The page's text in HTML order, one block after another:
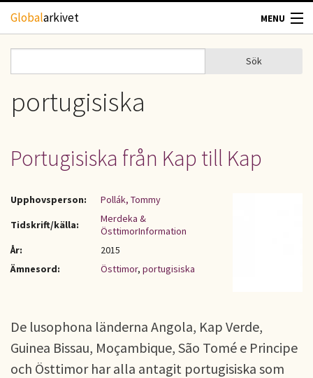
Hoppa till huvudinnehåll
Globalarkivet MENU
TIDSKRIFTER
UPPHOVSRÄTT
OM OSS
Sökformulär
Sök
portugisiska
Portugisiska från Kap till Kap
Upphovsperson:
Pollák, Tommy
Tidskrift/källa:
Merdeka &
ÖsttimorInformation
År:
2015
Ämnesord:
Östtimor, portugisiska
De lusophona länderna Angola, Kap Verde,
Guinea Bissau, Moçambique, São Tomé e Principe
och Östtimor har alla antagit portugisiska som